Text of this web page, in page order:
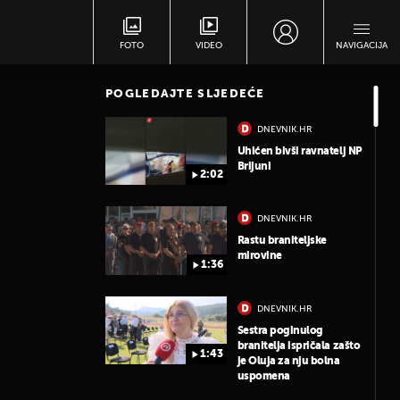
FOTO VIDEO NAVIGACIJA
POGLEDAJTE SLJEDEĆE
2:02
DNEVNIK.HR
Uhićen bivši ravnatelj NP
Brijuni
1:36
DNEVNIK.HR
Rastu braniteljske
mirovine
1:43
DNEVNIK.HR
Sestra poginulog
branitelja ispričala zašto
je Oluja za nju bolna
uspomena